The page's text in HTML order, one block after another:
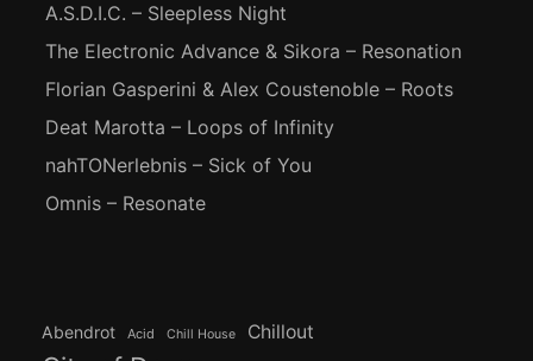
A.S.D.I.C. – Sleepless Night
The Electronic Advance & Sikora – Resonation
Florian Gasperini & Alex Coustenoble – Roots
Deat Marotta – Loops of Infinity
nahTONerlebnis – Sick of You
Omnis – Resonate
Abendrot Acid Chill House Chillout